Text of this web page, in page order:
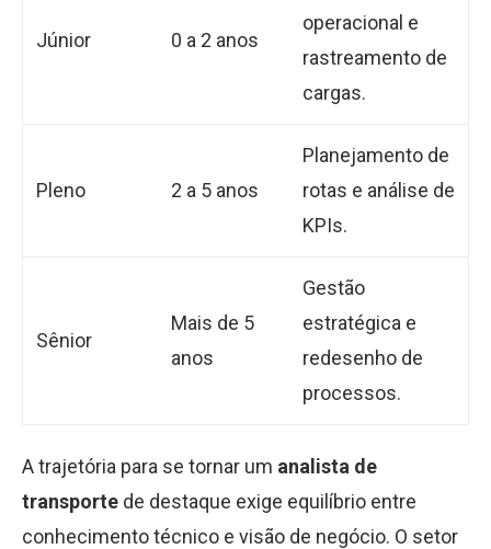
Júnior 0 a 2 anos
operacional e
rastreamento de
cargas.
Pleno 2 a 5 anos
Planejamento de
rotas e análise de
KPIs.
Sênior
Mais de 5
anos
Gestão
estratégica e
redesenho de
processos.
A trajetória para se tornar um analista de
transporte de destaque exige equilíbrio entre
conhecimento técnico e visão de negócio. O setor